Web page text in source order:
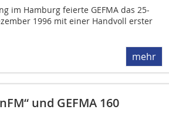
im Hamburg feierte GEFMA das 25-
1996 mit einer Handvoll erster
mehr
und GEFMA 160